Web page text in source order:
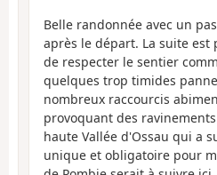
Belle randonnée avec un
après le départ. La suite est
de respecter le sentier
quelques trop timides
nombreux raccourcis
provoquant des
haute Vallée d'Ossau qui a
unique et obligatoire pour